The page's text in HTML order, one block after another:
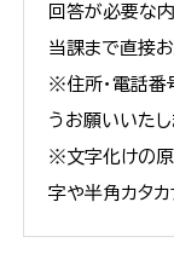
回答が必要な
当課まで直接お
※住所・電話番
うお願いいたし
※文字化けの原
字や半角カタカ